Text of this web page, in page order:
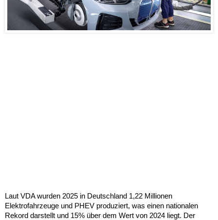
Laut VDA wurden 2025 in Deutschland 1,22 Millionen
Elektrofahrzeuge und PHEV produziert, was einen nationalen
Rekord darstellt und 15% über dem Wert von 2024 liegt. Der